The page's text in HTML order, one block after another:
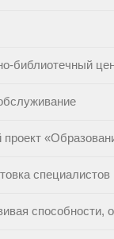
библиотечный
специалистов
способности,